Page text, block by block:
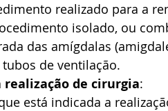
realizado para a
isolado, ou
das amígdalas
de ventilação.
de cirurgia:
está indicada a